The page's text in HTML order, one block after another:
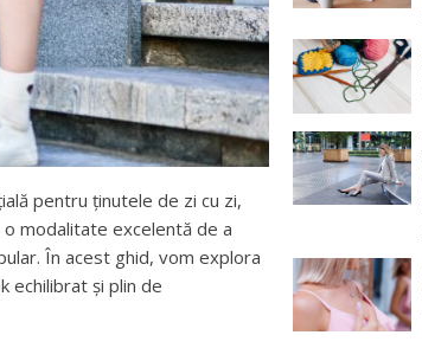
pentru ținutele de zi cu zi,
modalitate excelentă de a
În acest ghid, vom explora
echilibrat și plin de